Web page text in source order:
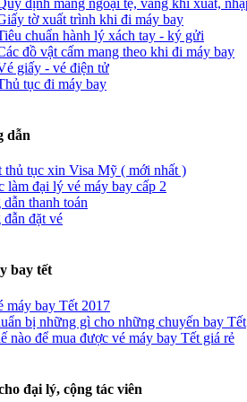
tờ xuất trình khi đi máy bay
chuẩn hành lý xách tay - ký gửi
đồ vật cấm mang theo khi đi máy bay
giấy - vé điện tử
tục đi máy bay
dẫn
thủ tục xin Visa Mỹ ( mới nhất )
làm đại lý vé máy bay cấp 2
thanh toán
đặt vé
bay tết
máy bay Tết 2017
bị những gì cho những chuyến bay Tết
nào để mua được vé máy bay Tết giá rẻ
đại lý, cộng tác viên